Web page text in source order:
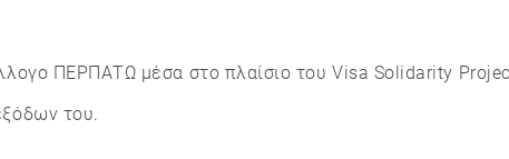
ΠΕΡΠΑΤΩ μέσα στο πλαίσιο του Visa Solidarity
του.